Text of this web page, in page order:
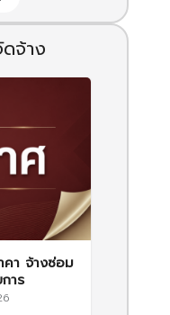
จ้าง
คา จ้างซ่อม
าร